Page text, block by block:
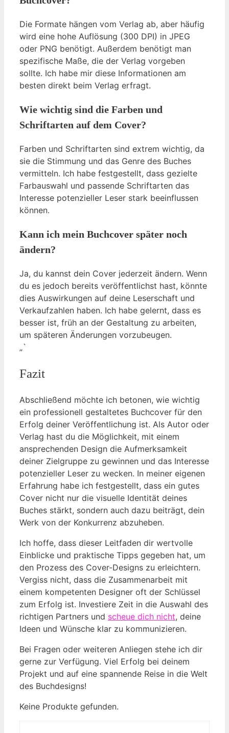
Die Formate hängen vom Verlag ab, aber häufig
wird eine hohe Auflösung (300 DPI) in JPEG
oder PNG benötigt. Außerdem benötigt man
spezifische Maße, die der Verlag vorgeben
sollte. Ich habe mir diese Informationen am
besten direkt beim Verlag erfragt.
Wie wichtig sind die Farben und
Schriftarten auf dem Cover?
Farben und Schriftarten sind extrem wichtig, da
sie die Stimmung und das Genre des Buches
vermitteln. Ich habe festgestellt, dass gezielte
Farbauswahl und passende Schriftarten das
Interesse potenzieller Leser stark beeinflussen
können.
Kann ich mein Buchcover später noch
ändern?
Ja, du kannst dein Cover jederzeit ändern. Wenn
du es jedoch bereits veröffentlichst hast, könnte
dies Auswirkungen auf deine Leserschaft und
Verkaufzahlen haben. Ich habe gelernt, dass es
besser ist, früh an der Gestaltung zu arbeiten,
um späteren Änderungen vorzubeugen.
„`
Fazit
Abschließend möchte ich betonen, wie wichtig
ein professionell gestaltetes Buchcover für den
Erfolg deiner Veröffentlichung ist. Als Autor oder
Verlag hast du die Möglichkeit, mit einem
ansprechenden Design die Aufmerksamkeit
deiner Zielgruppe zu gewinnen und das Interesse
potenzieller Leser zu wecken. In meiner eigenen
Erfahrung habe ich festgestellt, dass ein gutes
Cover nicht nur die visuelle Identität deines
Buches stärkt, sondern auch dazu beiträgt, dein
Werk von der Konkurrenz abzuheben.
Ich hoffe, dass dieser Leitfaden dir wertvolle
Einblicke und praktische Tipps gegeben hat, um
den Prozess des Cover-Designs zu erleichtern.
Vergiss nicht, dass die Zusammenarbeit mit
einem kompetenten Designer oft der Schlüssel
zum Erfolg ist. Investiere Zeit in die Auswahl des
richtigen Partners und scheue dich nicht, deine
Ideen und Wünsche klar zu kommunizieren.
Bei Fragen oder weiteren Anliegen stehe ich dir
gerne zur Verfügung. Viel Erfolg bei deinem
Projekt und auf eine spannende Reise in die Welt
des Buchdesigns!
Keine Produkte gefunden.